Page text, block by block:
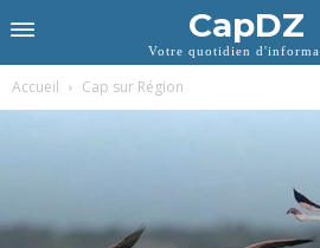
CapDZ
Votre quotidien
Accueil Cap sur Région